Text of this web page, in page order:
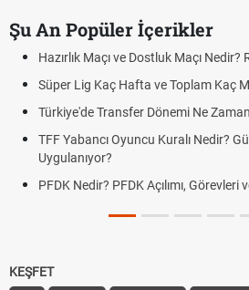
Şu An Popüler İçerikler
Hazırlık Maçı ve Dostluk Maçı
Süper Lig Kaç Hafta ve Toplam Kaç
Türkiye'de Transfer Dönemi Ne
TFF Yabancı Oyuncu Kuralı Nedir?
Uygulanıyor?
PFDK Nedir? PFDK Açılımı, Görevleri
KEŞFET